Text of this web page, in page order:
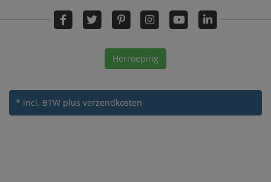
Herroeping
* incl. BTW plus verzendkosten